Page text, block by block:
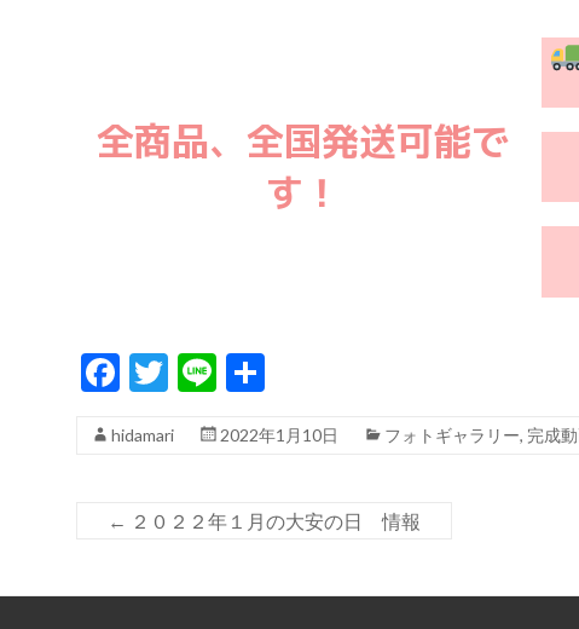
全商品、全国発送可能で
す！
F
e
o
k
T
itt
Li
e
hidamari 2022年1月10日 フォトギャラリー, 完成
← ２０２２年１月の大安の日 情報